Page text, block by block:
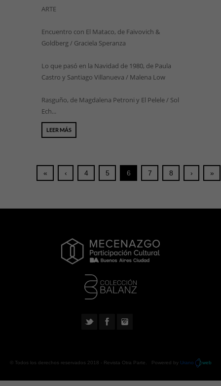
ARTE
Encuentro con El Mataco, de Faivovich &
Goldberg / Graciela Speranza
Lo que pasó en la Navidad de 1980, de Paula
Castro y Santiago Villanueva / Malena Low
Rasguño, de Magdalena Petroni y El Pelele / Sol
Ech...
LEER MÁS
« ‹ 4 5 6 7 8 › »
© Todos los derechos reservados 2018 - Revista Otra Parte . Powered by Urano web